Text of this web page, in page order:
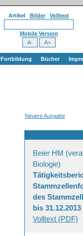
Artikel Bilder Volltext
Mobile Version
Fortbildung Bücher
Neuere Ausgabe
Beier HM
Biologie)
des
bis 31.12.2013
Volltext (PDF)